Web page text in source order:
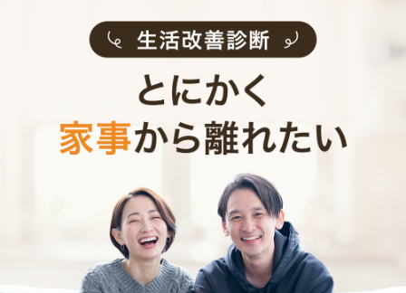
ジャガイモや玉ねぎ、人参などの根菜は、小分けになっ
ているものは割高ですよね。そうなると、ある程度の量
が入っているものを購入することも多いでしょう。しか
し、冷蔵庫にしまいこんでしまったり、そのままビニー
ルに入れてキッチンの片隅に置き、いつの間にか傷んで
しまうことも。
ここでも登場するのが、洗濯ネットです。ピンチの保管
でもご紹介した、紐がついている吊るせるタイプの洗濯
ネットや、普通の洗濯ネットに穴を開けてロープを通
し、そこに根菜類を入れましょう。これなら通気性はバ